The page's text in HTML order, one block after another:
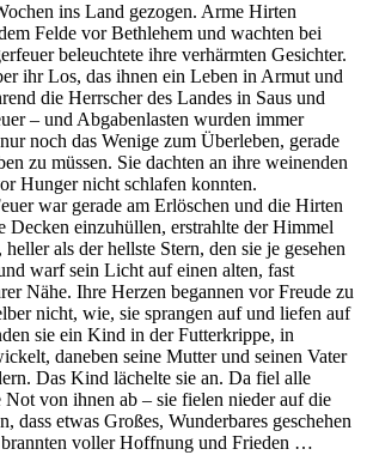
ins Land gezogen. Arme Hirten
Felde vor Bethlehem und wachten bei
beleuchtete ihre verhärmten Gesichter.
ihr Los, das ihnen ein Leben in Armut und
die Herrscher des Landes in Saus und
– und Abgabenlasten wurden immer
noch das Wenige zum Überleben, gerade
zu müssen. Sie dachten an ihre weinenden
Hunger nicht schlafen konnten.
war gerade am Erlöschen und die Hirten
Decken einzuhüllen, erstrahlte der Himmel
als der hellste Stern, den sie je gesehen
warf sein Licht auf einen alten, fast
Nähe. Ihre Herzen begannen vor Freude zu
nicht, wie, sie sprangen auf und liefen auf
sie ein Kind in der Futterkrippe, in
daneben seine Mutter und seinen Vater
Das Kind lächelte sie an. Da fiel alle
Not von ihnen ab – sie fielen nieder auf die
dass etwas Großes, Wunderbares geschehen
voller Hoffnung und Frieden …